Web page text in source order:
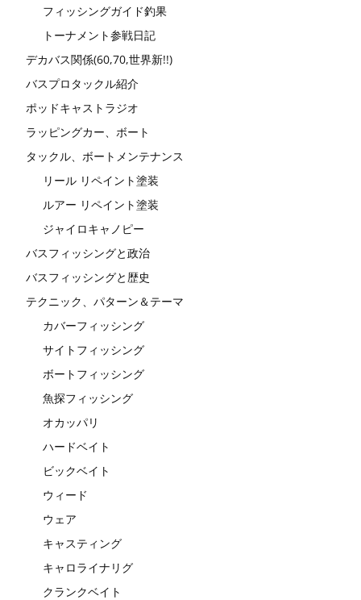
フィッシングガイド釣果
トーナメント参戦日記
デカバス関係(60,70,世界新!!)
バスプロタックル紹介
ポッドキャストラジオ
ラッピングカー、ボート
タックル、ボートメンテナンス
リール リペイント塗装
ルアー リペイント塗装
ジャイロキャノピー
バスフィッシングと政治
バスフィッシングと歴史
テクニック、パターン＆テーマ
カバーフィッシング
サイトフィッシング
ボートフィッシング
魚探フィッシング
オカッパリ
ハードベイト
ビックベイト
ウィード
ウェア
キャスティング
キャロライナリグ
クランクベイト